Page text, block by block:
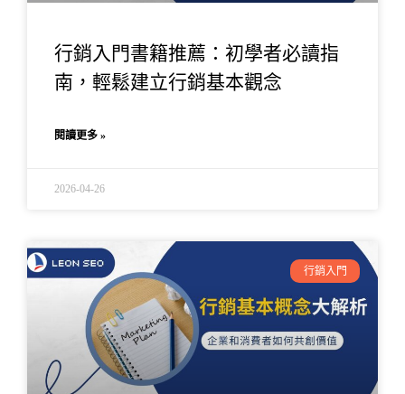
行銷入門書籍推薦：初學者必讀指
南，輕鬆建立行銷基本觀念
閱讀更多 »
2026-04-26
行銷入門